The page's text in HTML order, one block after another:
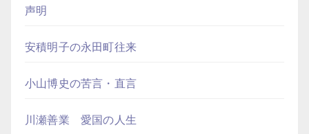
声明
安積明子の永田町往来
小山博史の苦言・直言
川瀬善業 愛国の人生